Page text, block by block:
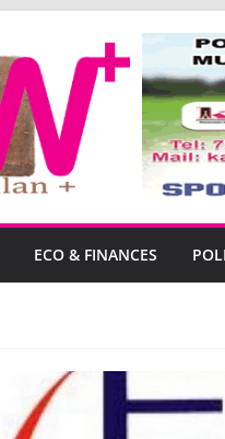
ECO & FINANCES